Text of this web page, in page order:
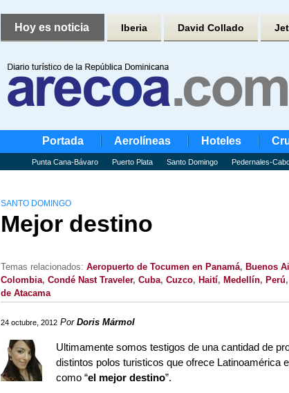
Hoy es noticia Iberia David Collado
Portada Aerolíneas Hoteles
Punta Cana-Bávaro Puerto Plata Santo Domingo Pedernales-
SANTO DOMINGO
Mejor destino
Temas relacionados: Aeropuerto de Tocumen en Panamá, Buenos
Colombia, Condé Nast Traveler, Cuba, Cuzco, Haití, Medellín, Perú,
de Atacama
24 octubre, 2012 Por Doris Mármol
Ultimamente somos testigos de una cantidad de
distintos polos turisticos que ofrece Latinoamérica
como “el mejor destino”.